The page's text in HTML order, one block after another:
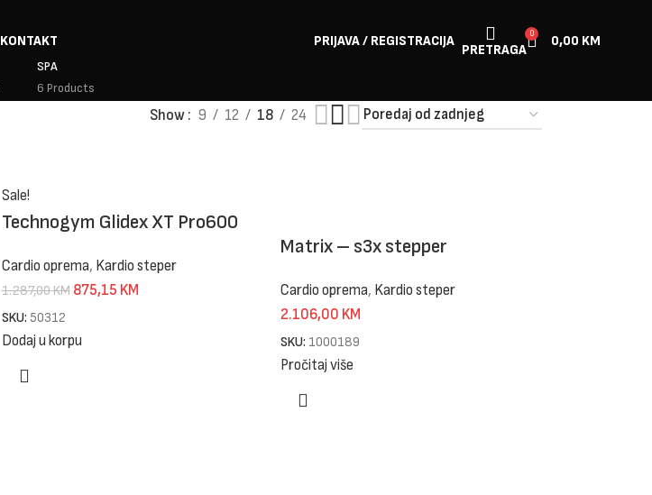
KONTAKT PRIJAVA / REGISTRACIJA
PRETRAGA
0 0,00 KM
SPA
6 Products
Show 9 12 18 24
Sale!
Technogym Glidex XT Pro600
Cardio oprema, Kardio steper
1.287,00KM 875,15 KM
SKU: 50312
Dodaj u korpu
Matrix – s3x stepper
Cardio oprema, Kardio steper
2.106,00 KM
SKU: 1000189
Pročitaj više